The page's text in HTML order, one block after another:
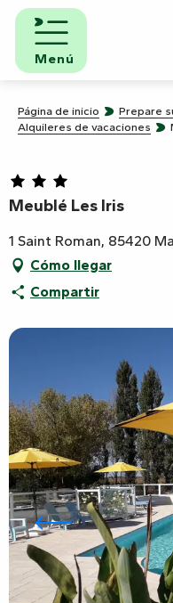
Aller
contenu
principal
Menú
Página de inicio Prepare
Alquileres de vacaciones
Meublé Les Iris
1 Saint Roman, 85420
Cómo llegar
Compartir